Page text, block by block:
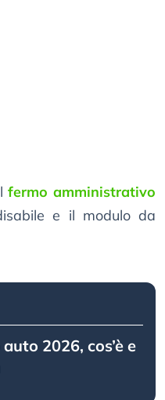
fermo amministrativo
e il modulo da
2026, cos’è e